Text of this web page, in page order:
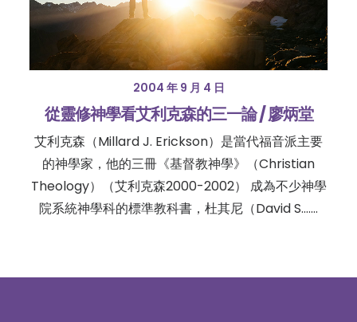
2004 年 9 月 4 日
從靈修神學看艾利克森的三一論 / 廖炳堂
艾利克森（Millard J. Erickson）是當代福音派主要
的神學家，他的三冊《基督教神學》（Christian
Theology）（艾利克森2000-2002） 成為不少神學
院系統神學科的標準教科書，杜其尼（David S.……